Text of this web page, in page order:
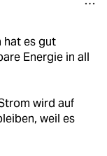
hat es gut
Energie in all
wird auf
weil es